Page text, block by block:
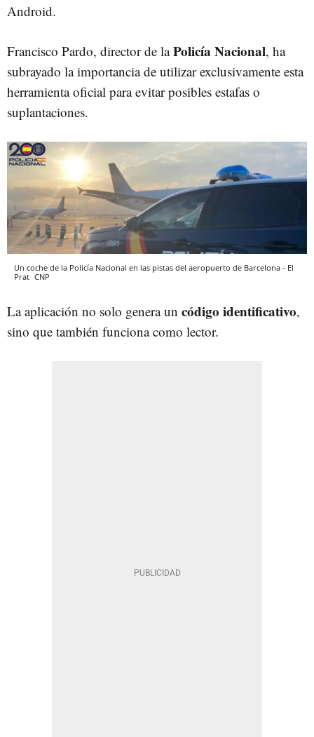
Android.
Francisco Pardo, director de laPolicía Nacional, ha
subrayado la importancia de utilizar exclusivamente esta
herramienta oficial para evitar posibles estafas o
suplantaciones.
Un coche de la Policía Nacional en las pistas del aeropuerto de Barcelona - El
Prat CNP
La aplicación no solo genera un código identificativo,
sino que también funciona como lector.